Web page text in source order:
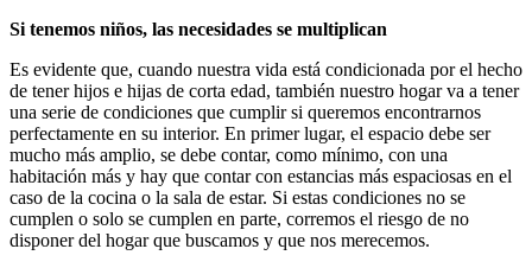
Si tenemos niños, las necesidades se multiplican
Es evidente que, cuando nuestra vida está condicionada por el hecho
de tener hijos e hijas de corta edad, también nuestro hogar va a tener
una serie de condiciones que cumplir si queremos encontrarnos
perfectamente en su interior. En primer lugar, el espacio debe ser
mucho más amplio, se debe contar, como mínimo, con una
habitación más y hay que contar con estancias más espaciosas en el
caso de la cocina o la sala de estar. Si estas condiciones no se
cumplen o solo se cumplen en parte, corremos el riesgo de no
disponer del hogar que buscamos y que nos merecemos.